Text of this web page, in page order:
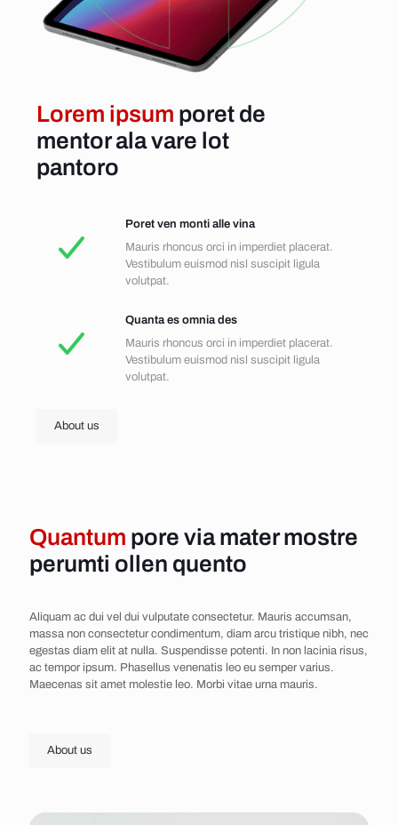
Lorem ipsum poret de
mentor ala vare lot
pantoro
Poret ven monti alle vina
Mauris rhoncus orci in imperdiet placerat.
Vestibulum euismod nisl suscipit ligula
volutpat.
Quanta es omnia des
Mauris rhoncus orci in imperdiet placerat.
Vestibulum euismod nisl suscipit ligula
volutpat.
About us
Quantum pore via mater mostre
perumti ollen quento
Aliquam ac dui vel dui vulputate consectetur. Mauris accumsan,
massa non consectetur condimentum, diam arcu tristique nibh, nec
egestas diam elit at nulla. Suspendisse potenti. In non lacinia risus,
ac tempor ipsum. Phasellus venenatis leo eu semper varius.
Maecenas sit amet molestie leo. Morbi vitae urna mauris.
About us